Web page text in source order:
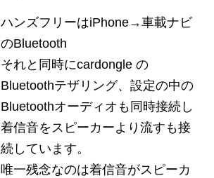
ハンズフリーはiPhone→車載ナビ
のBluetooth
それと同時にcardongle の
Bluetoothテザリング、設定の中の
Bluetoothオーディオも同時接続し
着信音をスピーカーより流すも接
続しています。
唯一残念なのは着信音がスピーカ